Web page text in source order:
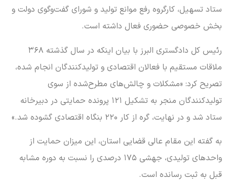
ستاد تسهیل، کارگروه رفع موانع تولید و شورای گفت‌وگوی دولت و
بخش خصوصی حضوری فعال داشته است.
رئیس کل دادگستری البرز با بیان اینکه در سال گذشته ۳۶۸
ملاقات مستقیم با فعالان اقتصادی و تولیدکنندگان انجام شده،
تصریح کرد: «مشکلات و چالش‌های مطرح‌شده از سوی
تولیدکنندگان منجر به تشکیل ۱۲۱ پرونده حمایتی در دبیرخانه
ستاد شد و در نهایت، گره از کار ۲۲۰ بنگاه اقتصادی گشوده شد.»
به گفته این مقام عالی قضایی استان، این میزان حمایت از
واحدهای تولیدی، جهشی ۱۷۵ درصدی را نسبت به دوره مشابه
قبل به ثبت رسانده است.